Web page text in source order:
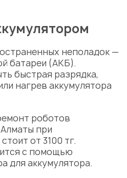
неполадок —
батареи (АКБ).
быстрая разрядка,
нагрев аккумулятора
роботов
при
от 3100 тг.
с помощью
для аккумулятора.